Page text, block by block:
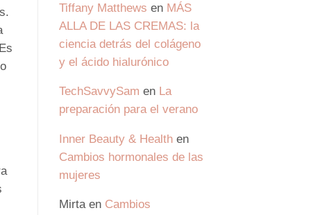
Tiffany Matthews en MÁS
ALLA DE LAS CREMAS: la
ciencia detrás del colágeno
y el ácido hialurónico
TechSavvySam en La
preparación para el verano
Inner Beauty & Healthen
Cambios hormonales de las
mujeres
Mirtaen Cambios